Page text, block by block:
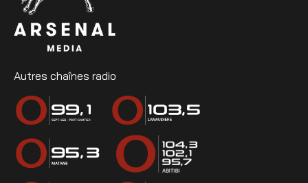
Autres chaînes radio